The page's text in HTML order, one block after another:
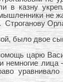
в казну
не
было двое
царю
немногие